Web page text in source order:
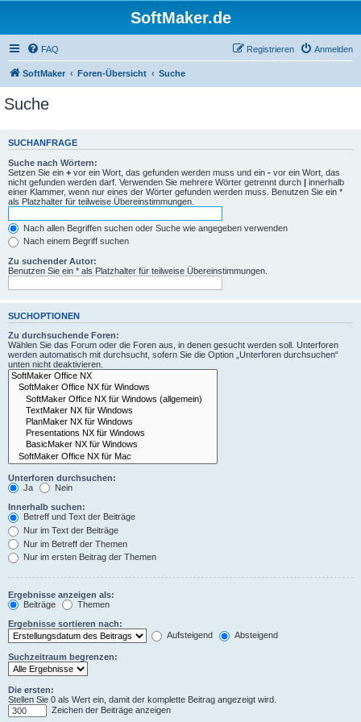
SoftMaker.de
FAQ Anmelden
Registrieren
SoftMaker Foren-Übersicht Suche
Suche
SUCHANFRAGE
Suche nach Wörtern:
Setzen Sie ein + vor ein Wort, das gefunden werden muss und ein - vor ein Wort, das
nicht gefunden werden darf. Verwenden Sie mehrere Wörter getrennt durch | innerhalb
einer Klammer, wenn nur eines der Wörter gefunden werden muss. Benutzen Sie ein *
als Platzhalter für teilweise Übereinstimmungen.
Nach allen Begriffen suchen oder Suche wie angegeben verwenden
Nach einem Begriff suchen
Zu suchender Autor:
Benutzen Sie ein * als Platzhalter für teilweise Übereinstimmungen.
SUCHOPTIONEN
Zu durchsuchende Foren:
Wählen Sie das Forum oder die Foren aus, in denen gesucht werden soll. Unterforen
werden automatisch mit durchsucht, sofern Sie die Option „Unterforen durchsuchen“
unten nicht deaktivieren.
Unterforen durchsuchen:
Ja
Nein
Innerhalb suchen:
Betreff und Text der Beiträge
Nur im Text der Beiträge
Nur im Betreff der Themen
Nur im ersten Beitrag der Themen
Ergebnisse anzeigen als:
Beiträge
Themen
Ergebnisse sortieren nach:
Aufsteigend
Absteigend
Suchzeitraum begrenzen:
Die ersten:
Stellen Sie 0 als Wert ein, damit der komplette Beitrag angezeigt wird.
Zeichen der Beiträge anzeigen